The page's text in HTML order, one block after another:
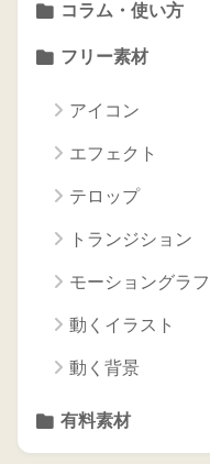
コラム・使い方
フリー素材
アイコン
エフェクト
テロップ
トランジション
モーショングラ
動くイラスト
動く背景
有料素材